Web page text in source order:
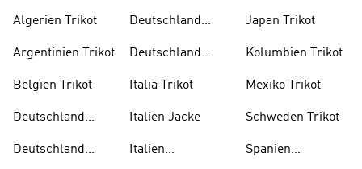
Algerien Trikot
Argentinien Trikot
Belgien Trikot
Deutschland
Deutschland
Deutschland
Deutschland
Italia Trikot
Italien Jacke
Italien
Japan Trikot
Kolumbien Trikot
Mexiko Trikot
Schweden Trikot
Spanien